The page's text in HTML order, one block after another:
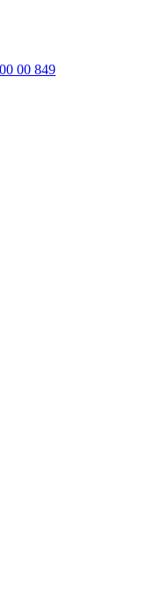
00 849